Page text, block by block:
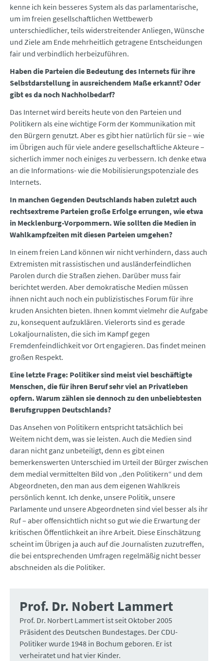
kenne ich kein besseres System als das parlamentarische,
um im freien gesellschaftlichen Wettbewerb
unterschiedlicher, teils widerstreitender Anliegen, Wünsche
und Ziele am Ende mehrheitlich getragene Entscheidungen
fair und verbindlich herbeizuführen.
Haben die Parteien die Bedeutung des Internets für ihre
Selbstdarstellung in ausreichendem Maße erkannt? Oder
gibt es da noch Nachholbedarf?
Das Internet wird bereits heute von den Parteien und
Politikern als eine wichtige Form der Kommunikation mit
den Bürgern genutzt. Aber es gibt hier natürlich für sie – wie
im Übrigen auch für viele andere gesellschaftliche Akteure –
sicherlich immer noch einiges zu verbessern. Ich denke etwa
an die Informations- wie die Mobilisierungspotenziale des
Internets.
In manchen Gegenden Deutschlands haben zuletzt auch
rechtsextreme Parteien große Erfolge errungen, wie etwa
in Mecklenburg-Vorpommern. Wie sollten die Medien in
Wahlkampfzeiten mit diesen Parteien umgehen?
In einem freien Land können wir nicht verhindern, dass auch
Extremisten mit rassistischen und ausländerfeindlichen
Parolen durch die Straßen ziehen. Darüber muss fair
berichtet werden. Aber demokratische Medien müssen
ihnen nicht auch noch ein publizistisches Forum für ihre
kruden Ansichten bieten. Ihnen kommt vielmehr die Aufgabe
zu, konsequent aufzuklären. Vielerorts sind es gerade
Lokaljournalisten, die sich im Kampf gegen
Fremdenfeindlichkeit vor Ort engagieren. Das findet meinen
großen Respekt.
Eine letzte Frage: Politiker sind meist viel beschäftigte
Menschen, die für ihren Beruf sehr viel an Privatleben
opfern. Warum zählen sie dennoch zu den unbeliebtesten
Berufsgruppen Deutschlands?
Das Ansehen von Politikern entspricht tatsächlich bei
Weitem nicht dem, was sie leisten. Auch die Medien sind
daran nicht ganz unbeteiligt, denn es gibt einen
bemerkenswerten Unterschied im Urteil der Bürger zwischen
dem medial vermittelten Bild von „den Politikern“ und dem
Abgeordneten, den man aus dem eigenen Wahlkreis
persönlich kennt. Ich denke, unsere Politik, unsere
Parlamente und unsere Abgeordneten sind viel besser als ihr
Ruf – aber offensichtlich nicht so gut wie die Erwartung der
kritischen Öffentlichkeit an ihre Arbeit. Diese Einschätzung
scheint im Übrigen ja auch auf die Journalisten zuzutreffen,
die bei entsprechenden Umfragen regelmäßig nicht besser
abschneiden als die Politiker.
Prof. Dr. Nobert Lammert
Prof. Dr. Norbert Lammert ist seit Oktober 2005
Präsident des Deutschen Bundestages. Der CDU-
Politiker wurde 1948 in Bochum geboren. Er ist
verheiratet und hat vier Kinder.